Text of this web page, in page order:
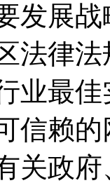
发展
律法
业最
、可信
关政府